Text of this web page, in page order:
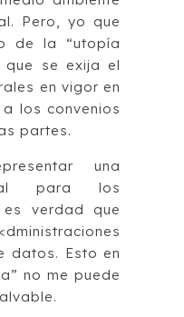
Pero, yo que
de la “utopía
que se exija el
en vigor en
los convenios
partes.
una
para los
verdad que
datos. Esto en
no me puede